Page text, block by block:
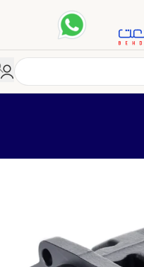
پمپ هیدرولیک دنده ای روکت